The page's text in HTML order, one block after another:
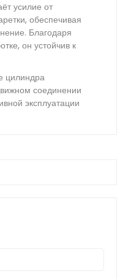
усилие от
обеспечивая
Благодаря
он устойчив к
цилиндра
соединении
эксплуатации